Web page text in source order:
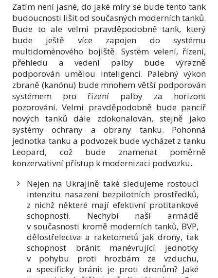
Zatím není jasné, do jaké míry se bude tento tank
budoucnosti lišit od současných moderních tanků.
Bude to ale velmi pravděpodobně tank, který
bude ještě více zapojen do systému
multidoménového bojiště. Systém velení, řízení,
přehledu a vedení palby bude výrazně
podporován umělou inteligencí. Palebný výkon
zbraně (kanónu) bude mnohem větší podporován
systémem pro řízení palby za horizont
pozorování. Velmi pravděpodobně bude pancíř
nových tanků dále zdokonalován, stejně jako
systémy ochrany a obrany tanku. Pohonná
jednotka tanku a podvozek bude vycházet z tanku
Leopard, což bude znamenat poměrně
konzervativní přístup k modernizaci podvozku.
Nejen na Ukrajině také sledujeme rostoucí
intenzitu nasazení bezpilotních prostředků,
z nichž některé mají efektivní protitankové
schopnosti. Nechybí naší armádě
v současnosti kromě moderních tanků, BVP,
dělostřelectva a raketometů jak drony, tak
schopnost bránit manévrující jednotky
v pohybu proti hrozbám ze vzduchu,
a specificky bránit je proti dronům? Jaké